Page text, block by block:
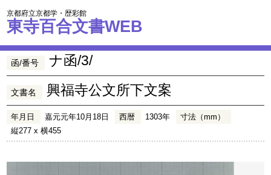
京都府立京都学・歴彩館
東寺百合文書WEB
函/番号 ナ函/3/
文書名 興福寺公文所下文案
年月日 嘉元元年10月18日 西暦 1303年
寸法（mm）
縦277 x 横455